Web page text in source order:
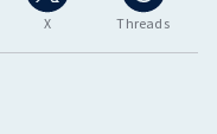
X Threads